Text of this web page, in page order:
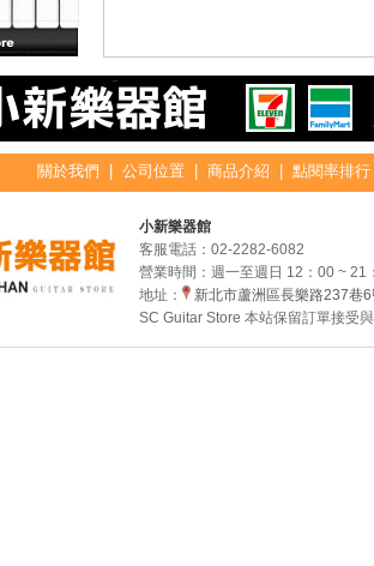
關於我們 公司位置 商品介紹 點閱率排行
小新樂器館
客服電話： 02-2282-6082
營業時間：週一至週日 12：00 ~ 21
地址：
新北市蘆洲區長樂路237巷
SC Guitar Store 本站保留訂單接受